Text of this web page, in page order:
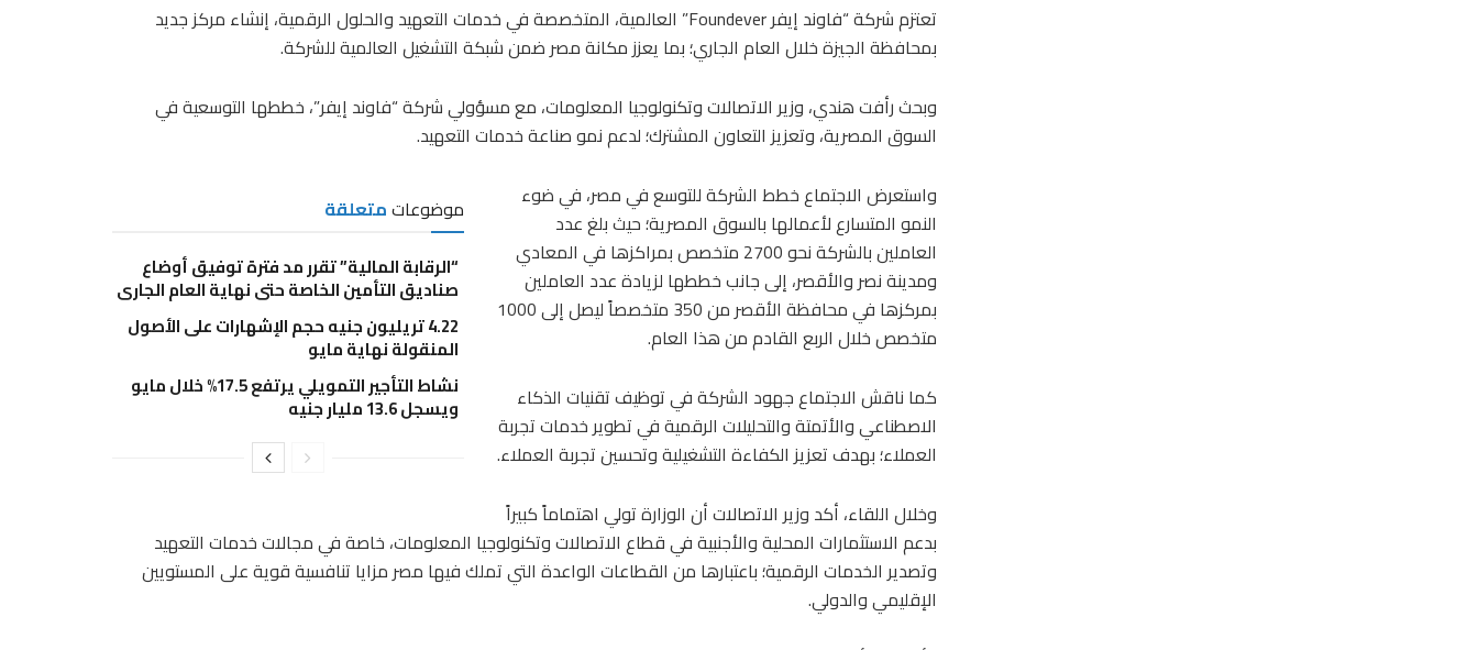
تعتزم شركة “فاوند إيفر Foundever” العالمية، المتخصصة في خدمات التعهيد والحلول الرقمية، إنشاء مركز جديد
بمحافظة الجيزة خلال العام الجاري؛ بما يعزز مكانة مصر ضمن شبكة التشغيل العالمية للشركة.
وبحث رأفت هندي، وزير الاتصالات وتكنولوجيا المعلومات، مع مسؤولي شركة “فاوند إيفر”، خططها التوسعية في
السوق المصرية، وتعزيز التعاون المشترك؛ لدعم نمو صناعة خدمات التعهيد.
موضوعاتمتعلقة
“الرقابة المالية” تقرر مد فترة توفيق أوضاع
صناديق التأمين الخاصة حتى نهاية العام الجاري
4.22 تريليون جنيه حجم الإشهارات على الأصول
المنقولة نهاية مايو
نشاط التأجير التمويلي يرتفع 17.5% خلال مايو
ويسجل 13.6 مليار جنيه
واستعرض الاجتماع خطط الشركة للتوسع في مصر، في ضوء
النمو المتسارع لأعمالها بالسوق المصرية؛ حيث بلغ عدد
العاملين بالشركة نحو 2700 متخصص بمراكزها في المعادي
ومدينة نصر والأقصر، إلى جانب خططها لزيادة عدد العاملين
بمركزها في محافظة الأقصر من 350 متخصصاً ليصل إلى 1000
متخصص خلال الربع القادم من هذا العام.
كما ناقش الاجتماع جهود الشركة في توظيف تقنيات الذكاء
الاصطناعي والأتمتة والتحليلات الرقمية في تطوير خدمات تجربة
العملاء؛ بهدف تعزيز الكفاءة التشغيلية وتحسين تجربة العملاء.
وخلال اللقاء، أكد وزير الاتصالات أن الوزارة تولي اهتماماً كبيراً
بدعم الاستثمارات المحلية والأجنبية في قطاع الاتصالات وتكنولوجيا المعلومات، خاصة في مجالات خدمات التعهيد
وتصدير الخدمات الرقمية؛ باعتبارها من القطاعات الواعدة التي تملك فيها مصر مزايا تنافسية قوية على المستويين
الإقليمي والدولي.